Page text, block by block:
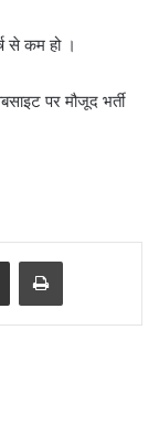
से कम हो ।
पर मौजूद भर्ती